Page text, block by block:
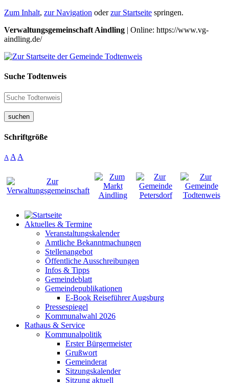
Zum Inhalt, zur Navigation oderzur Startseite springen.
Verwaltungsgemeinschaft Aindling | Online: https://www.vg-
aindling.de/
Suche Todtenweis
suchen
Schriftgröße
A A A
Aktuelles & Termine
Veranstaltungskalender
Amtliche Bekanntmachungen
Stellenangebot
Öffentliche Ausschreibungen
Infos & Tipps
Gemeindeblatt
Gemeindepublikationen
E-Book Reiseführer Augsburg
Pressespiegel
Kommunalwahl 2026
Rathaus & Service
Kommunalpolitik
Erster Bürgermeister
Grußwort
Gemeinderat
Sitzungskalender
Sitzung aktuell